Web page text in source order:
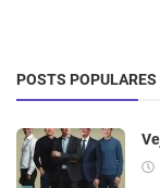
POSTS POPULARES